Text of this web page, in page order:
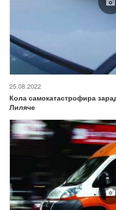
25.08.2022
Кола самокатастрофира
Лиляче